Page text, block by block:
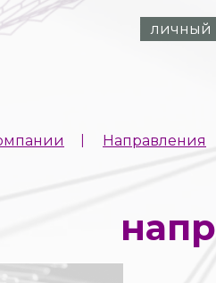
Направления
I
личный